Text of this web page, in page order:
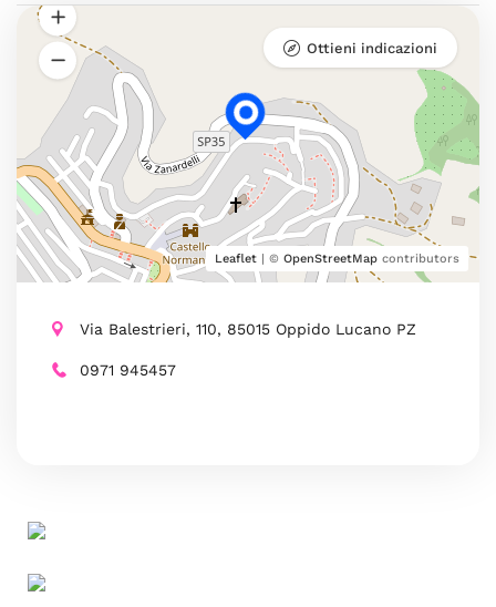
Leaflet | © OpenStreetMap contributors
Ottieni indicazioni
Via Balestrieri, 110, 85015 Oppido Lucano PZ
0971 945457